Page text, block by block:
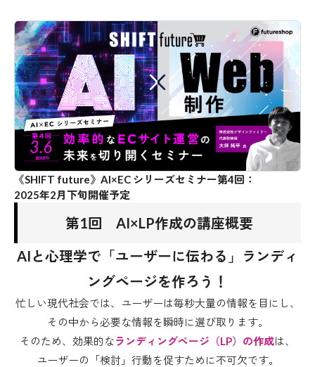
《SHIFT future》AI×EC シリーズセミナー第4回：
2025年2月下旬開催予定
第1回 AI×LP作成の講座概要
AIと心理学で「ユーザーに伝わる」ランディ
ングページを作ろう！
忙しい現代社会では、ユーザーは毎秒大量の情報を目にし、
その中から必要な情報を瞬時に選び取ります。
そのため、効果的なランディングページ（LP）の作成は、
ユーザーの「検討」行動を促すために不可欠です。